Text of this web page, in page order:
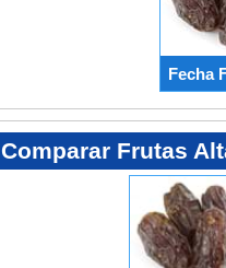
Fecha
Comparar Frutas